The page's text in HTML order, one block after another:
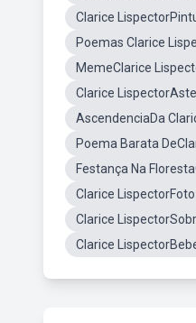
Clarice
Poemas Clarice
MemeClarice
Clarice
AscendenciaDa
Poema Barata
Festança Na
Clarice
Clarice
Clarice